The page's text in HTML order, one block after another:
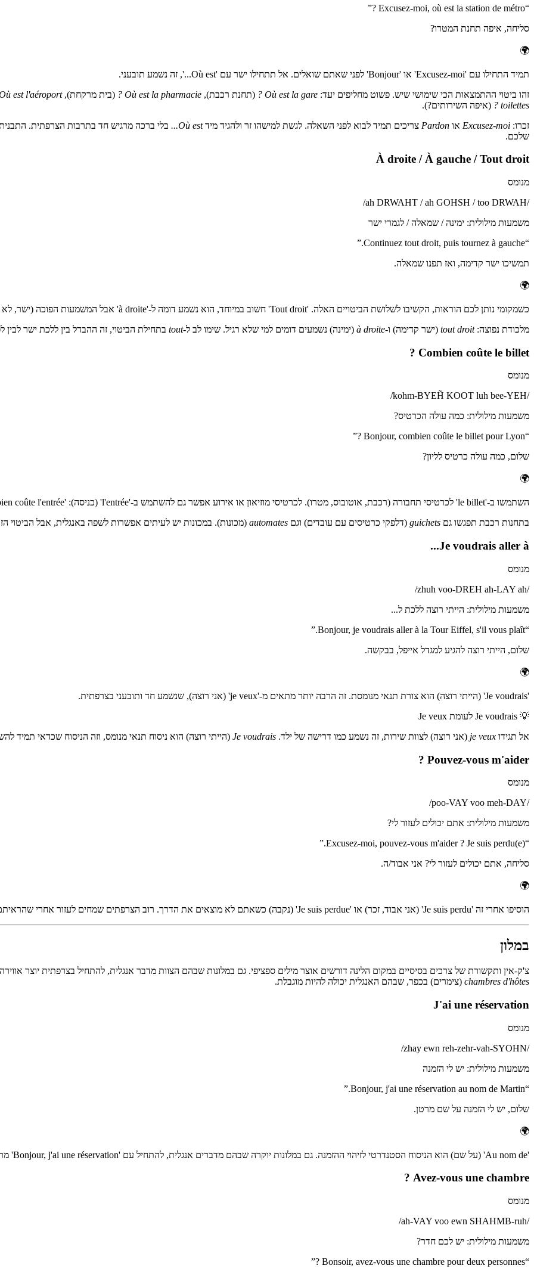
“
Excusez-moi, où est la station de métro ?
”
סליחה, איפה תחנת המטרו?
🌍
תמיד התחילו עם 'Excusez-moi' או 'Bonjour' לפני שאתם שואלים. אל תתחילו ישר עם 'Où est...', זה נשמע תובעני.
זהו ביטוי ההתמצאות הכי שימושי שיש. פשוט מחליפים יעד: Où est la gare ? (תחנת רכבת), Où est la pharmacie ? (בית מרקחת),est l'aéroport ?
toilettes ?
(איפה השירותים?).
זכרו: Excusez-moi או Pardon צריכים תמיד לבוא לפני השאלה. לגשת למישהו זר ולהגיד מידOù est... בלי ברכה מרגיש חד בתרבות הצרפתית.
שלכם.
À droite / À gauche / Tout droit
מנומס
/
ah DRWAHT / ah GOHSH / too DRWAH
/
משמעות מילולית: ימינה / שמאלה / לגמרי ישר
“
Continuez tout droit, puis tournez à gauche.
”
תמשיכו ישר קדימה, ואז תפנו שמאלה.
🌍
כשמקומי נותן לכם הוראות, הקשיבו לשלושת הביטויים האלה. 'Tout droit' חשוב במיוחד, הוא נשמע דומה ל-'à droite' אבל המשמעות הפוכה (ישר, לא ימינה).
מלכודת נפוצה:tout droit (ישר קדימה) ו-à droite (ימינה) נשמעים דומים למי שלא רגיל. שימו לב ל-tout בתחילת הביטוי, זה ההבדל בין ללכת ישר לבין
Combien coûte le billet ?
מנומס
/
kohm-BYEH̃ KOOT luh bee-YEH
/
משמעות מילולית: כמה עולה הכרטיס?
“
Bonjour, combien coûte le billet pour Lyon ?
”
שלום, כמה עולה כרטיס לליון?
🌍
השתמשו ב-'le billet' לכרטיסי תחבורה (רכבת, אוטובוס, מטרו). לכרטיסי מוזיאון או אירוע אפשר גם להשתמש ב-'l'entrée' (כניסה): 'Combien coûte l'entrée ?'
בתחנות רכבת תפגשו גם guichets (דלפקי כרטיסים עם עובדים) וגם automates (מכונות). במכונות יש לעיתים אפשרות לשפה באנגלית, אבל הביטוי
Je voudrais aller à...
מנומס
/
zhuh voo-DREH ah-LAY ah
/
משמעות מילולית: הייתי רוצה ללכת ל...
“
Bonjour, je voudrais aller à la Tour Eiffel, s'il vous plaît.
”
שלום, הייתי רוצה להגיע למגדל אייפל, בבקשה.
🌍
'Je voudrais' (הייתי רוצה) הוא צורת תנאי מנומסת. זה הרבה יותר מתאים מ-'je veux' (אני רוצה), שנשמע חד ותובעני בצרפתית.
💡 Je voudrais לעומת Je veux
אל תגידו je veux (אני רוצה) לצוות שירות, זה נשמע כמו דרישה של ילד. Je voudrais (הייתי רוצה) הוא ניסוח תנאי מנומס, וזה הניסוח שכדאי
Pouvez-vous m'aider ?
מנומס
/
poo-VAY voo meh-DAY
/
משמעות מילולית: אתם יכולים לעזור לי?
“
Excusez-moi, pouvez-vous m'aider ? Je suis perdu(e).
”
סליחה, אתם יכולים לעזור לי? אני אבוד/ה.
🌍
הוסיפו אחרי זה 'Je suis perdu' (אני אבוד, זכר) או 'Je suis perdue' (נקבה) כשאתם לא מוצאים את הדרך. רוב הצרפתים שמחים לעזור אחרי שהראיתם נימוס וביקשתם בצרפתית.
במלון
צ'ק-אין ותקשורת של צרכים בסיסיים במקום הלינה דורשים אוצר מילים ספציפי. גם במלונות שבהם הצוות מדבר אנגלית, להתחיל בצרפתית יוצר
chambres d'hôtes (צימרים) בכפר, שבהם האנגלית יכולה להיות מוגבלת.
J'ai une réservation
מנומס
/
zhay ewn reh-zehr-vah-SYOHN
/
משמעות מילולית: יש לי הזמנה
“
Bonjour, j'ai une réservation au nom de Martin.
”
שלום, יש לי הזמנה על שם מרטן.
🌍
'Au nom de' (על שם) הוא הניסוח הסטנדרטי לזיהוי ההזמנה. גם במלונות יוקרה שבהם מדברים אנגלית, להתחיל עם 'Bonjour, j'ai une réservation' מראה כבוד.
Avez-vous une chambre ?
מנומס
/
ah-VAY voo ewn SHAHMB-ruh
/
משמעות מילולית: יש לכם חדר?
“
Bonsoir, avez-vous une chambre pour deux personnes ?
”